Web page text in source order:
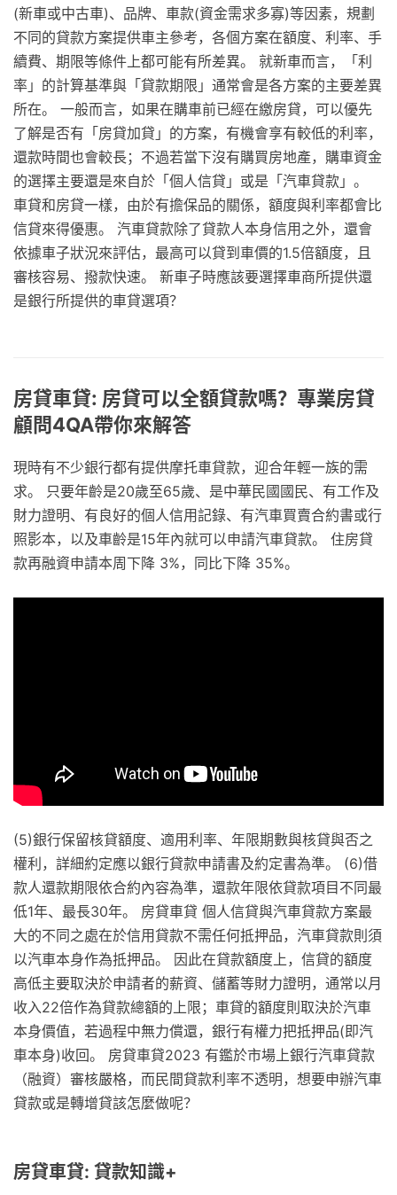
(新車或中古車)、品牌、車款(資金需求多寡)等因素，規劃
不同的貸款方案提供車主參考，各個方案在額度、利率、手
續費、期限等條件上都可能有所差異。 就新車而言，「利
率」的計算基準與「貸款期限」通常會是各方案的主要差異
所在。 一般而言，如果在購車前已經在繳房貸，可以優先
了解是否有「房貸加貸」的方案，有機會享有較低的利率，
還款時間也會較長；不過若當下沒有購買房地產，購車資金
的選擇主要還是來自於「個人信貸」或是「汽車貸款」。
車貸和房貸一樣，由於有擔保品的關係，額度與利率都會比
信貸來得優惠。 汽車貸款除了貸款人本身信用之外，還會
依據車子狀況來評估，最高可以貸到車價的1.5倍額度，且
審核容易、撥款快速。 新車子時應該要選擇車商所提供還
是銀行所提供的車貸選項？
房貸車貸: 房貸可以全額貸款嗎？專業房貸
顧問4QA帶你來解答
現時有不少銀行都有提供摩托車貸款，迎合年輕一族的需
求。 只要年齡是20歲至65歲、是中華民國國民、有工作及
財力證明、有良好的個人信用記錄、有汽車買賣合約書或行
照影本，以及車齡是15年內就可以申請汽車貸款。 住房貸
款再融資申請本周下降 3%，同比下降 35%。
(5)銀行保留核貸額度、適用利率、年限期數與核貸與否之
權利，詳細約定應以銀行貸款申請書及約定書為準。 (6)借
款人還款期限依合約內容為準，還款年限依貸款項目不同最
低1年、最長30年。 房貸車貸 個人信貸與汽車貸款方案最
大的不同之處在於信用貸款不需任何抵押品，汽車貸款則須
以汽車本身作為抵押品。 因此在貸款額度上，信貸的額度
高低主要取決於申請者的薪資、儲蓄等財力證明，通常以月
收入22倍作為貸款總額的上限；車貸的額度則取決於汽車
本身價值，若過程中無力償還，銀行有權力把抵押品(即汽
車本身)收回。 房貸車貸2023 有鑑於市場上銀行汽車貸款
（融資）審核嚴格，而民間貸款利率不透明，想要申辦汽車
貸款或是轉增貸該怎麼做呢？
房貸車貸: 貸款知識+